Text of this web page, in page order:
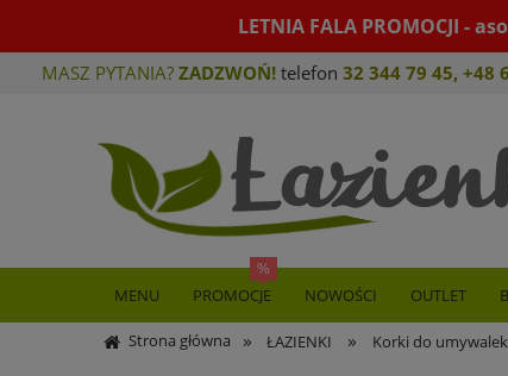
LETNIA FALA PROMOCJI -
MASZ PYTANIA? ZADZWOŃ! telefon 32 344 79 45, +48
MENU PROMOCJE NOWOŚCI OUTLET
Strona główna » ŁAZIENKI » Korki do